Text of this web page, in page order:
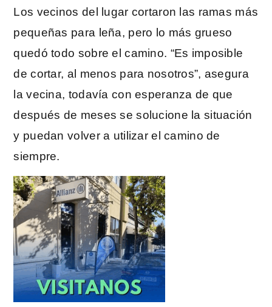
Los vecinos del lugar cortaron las ramas más
pequeñas para leña, pero lo más grueso
quedó todo sobre el camino. “Es imposible
de cortar, al menos para nosotros”, asegura
la vecina, todavía con esperanza de que
después de meses se solucione la situación
y puedan volver a utilizar el camino de
siempre.